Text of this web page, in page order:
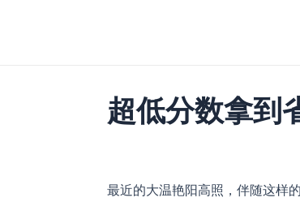
超低分数拿到
最近的大温艳阳高照，伴随这样